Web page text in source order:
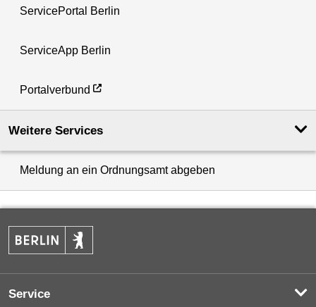
ServicePortal Berlin
ServiceApp Berlin
Portalverbund
Weitere Services
Meldung an ein Ordnungsamt abgeben
Service